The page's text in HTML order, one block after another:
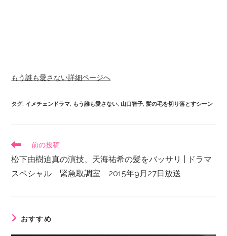
もう誰も愛さない詳細ページへ
タグ: イメチェンドラマ, もう誰も愛さない, 山口智子, 髪の毛を切り落とすシーン
前の投稿
松下由樹迫真の演技、天海祐希の髪をバッサリ | ドラマ
スペシャル 緊急取調室 2015年9月27日放送
おすすめ